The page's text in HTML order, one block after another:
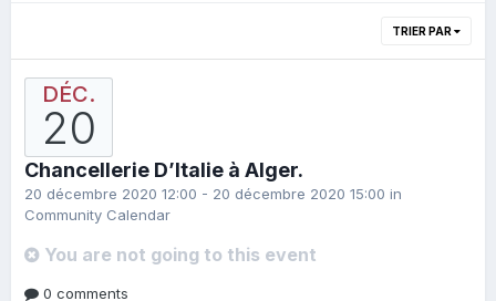
TRIER PAR
DÉC.
20
Chancellerie D’Italie à Alger.
20 décembre 2020 12:00 - 20 décembre 2020 15:00 in
Community Calendar
You are not going to this event
0 comments